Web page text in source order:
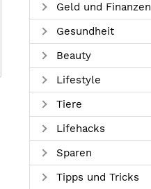
Geld und Finanzen
Gesundheit
Beauty
Lifestyle
Tiere
Lifehacks
Sparen
Tipps und Tricks